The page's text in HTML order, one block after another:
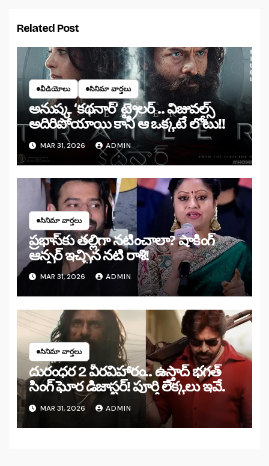
Related Post
వీడియోలు సినిమా వార్తలు
అనుష్క ‘కథనార్’ ట్రైలర్ .. విజువల్స్
అదిరిపోయాయి కానీ ఆ ఒక్కటే లోటు!!
MAR 31, 2026 ADMIN
సినిమా వార్తలు
ప్రభాస్‌కు తల్లిగా నటించాలా? షాకింగ్
ఆన్సర్ ఇచ్చిన నటి రాశి!
MAR 31, 2026 ADMIN
సినిమా వార్తలు
దురంధర 2 వీరవిహారం.. ఉస్తాద్ భగత్
సింగ్ ఘోర డిజాస్టర్! పూర్తి లెక్కలు ఇవే.
MAR 31, 2026 ADMIN